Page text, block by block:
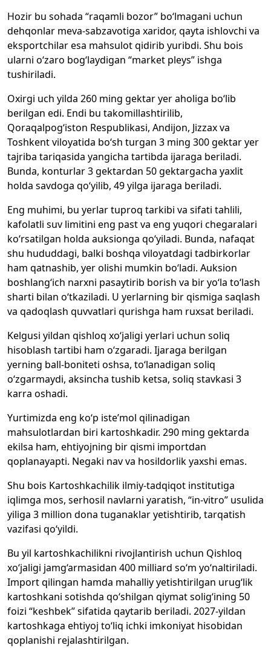
Hozir bu sohada “raqamli bozor” bo‘lmagani uchun
dehqonlar meva-sabzavotiga xaridor, qayta ishlovchi va
eksportchilar esa mahsulot qidirib yuribdi. Shu bois
ularni o‘zaro bog‘laydigan “market pleys” ishga
tushiriladi.
Oxirgi uch yilda 260 ming gektar yer aholiga bo‘lib
berilgan edi. Endi bu takomillashtirilib,
Qoraqalpog‘iston Respublikasi, Andijon, Jizzax va
Toshkent viloyatida bo‘sh turgan 3 ming 300 gektar yer
tajriba tariqasida yangicha tartibda ijaraga beriladi.
Bunda, konturlar 3 gektardan 50 gektargacha yaxlit
holda savdoga qo‘yilib, 49 yilga ijaraga beriladi.
Eng muhimi, bu yerlar tuproq tarkibi va sifati tahlili,
kafolatli suv limitini eng past va eng yuqori chegaralari
ko‘rsatilgan holda auksionga qo‘yiladi. Bunda, nafaqat
shu hududdagi, balki boshqa viloyatdagi tadbirkorlar
ham qatnashib, yer olishi mumkin bo‘ladi. Auksion
boshlang‘ich narxni pasaytirib borish va bir yo‘la to‘lash
sharti bilan o‘tkaziladi. U yerlarning bir qismiga saqlash
va qadoqlash quvvatlari qurishga ham ruxsat beriladi.
Kelgusi yildan qishloq xo‘jaligi yerlari uchun soliq
hisoblash tartibi ham o‘zgaradi. Ijaraga berilgan
yerning ball-boniteti oshsa, to‘lanadigan soliq
o‘zgarmaydi, aksincha tushib ketsa, soliq stavkasi 3
karra oshadi.
Yurtimizda eng ko‘p iste’mol qilinadigan
mahsulotlardan biri kartoshkadir. 290 ming gektarda
ekilsa ham, ehtiyojning bir qismi importdan
qoplanayapti. Negaki nav va hosildorlik yaxshi emas.
Shu bois Kartoshkachilik ilmiy-tadqiqot institutiga
iqlimga mos, serhosil navlarni yaratish, “in-vitro” usulida
yiliga 3 million dona tuganaklar yetishtirib, tarqatish
vazifasi qo‘yildi.
Bu yil kartoshkachilikni rivojlantirish uchun Qishloq
xo‘jaligi jamg‘armasidan 400 milliard so‘m yo‘naltiriladi.
Import qilingan hamda mahalliy yetishtirilgan urug‘lik
kartoshkani sotishda qo‘shilgan qiymat solig‘ining 50
foizi “keshbek” sifatida qaytarib beriladi. 2027-yildan
kartoshkaga ehtiyoj to‘liq ichki imkoniyat hisobidan
qoplanishi rejalashtirilgan.